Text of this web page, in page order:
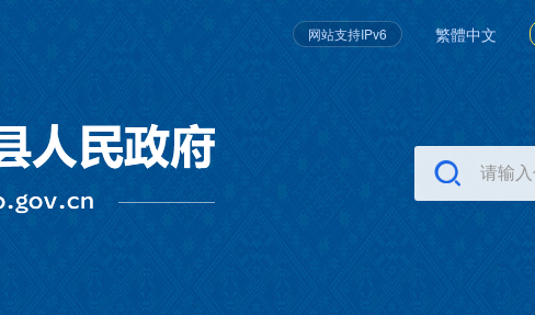
网站支持IPv6 繁體中文